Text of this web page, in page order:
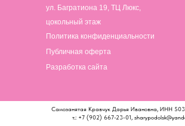
ул. Багратиона 19, ТЦ Люкс,
цокольный этаж
Политика конфиденциальности
Публичная оферта
Разработка сайта
Самозанятая Кравчук Дарья Ивановна, ИНН
т.: +7 (902) 667-23-01,